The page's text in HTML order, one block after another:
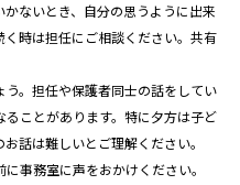
ないとき、自分の思うように出来
時は担任にご相談ください。共有
。担任や保護者同士の話をしてい
ことがあります。特に夕方は子ど
話は難しいとご理解ください。
事務室に声をおかけください。